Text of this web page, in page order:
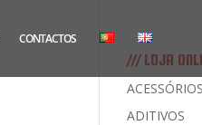
CONTACTOS
/// LOJA
ACESSÓRIOS
ADITIVOS